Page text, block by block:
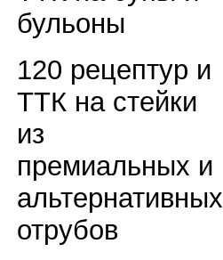
бульоны
120 рецептур и
ТТК на стейки
из
премиальных и
альтернативных
отрубов